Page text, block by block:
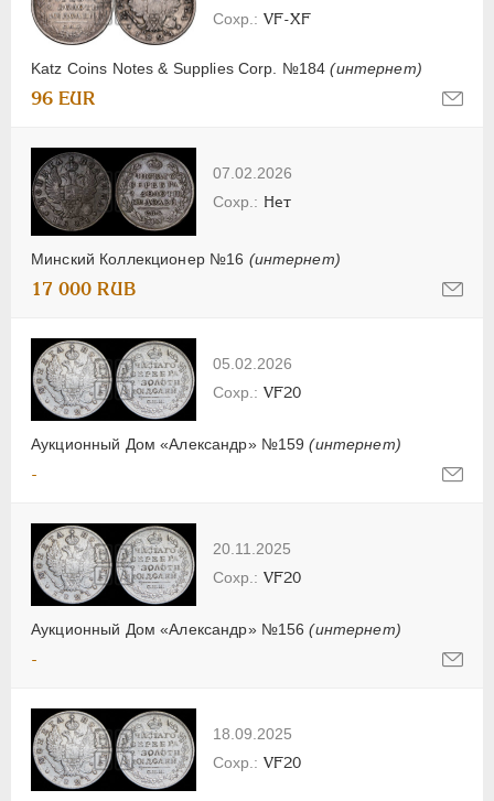
Katz Coins Notes & Supplies Corp. №184(интернет)
VF-XF
96 EUR
07.02.2026
Минский Коллекционер №16 (интернет)
Нет
17 000 RUB
05.02.2026
Аукционный Дом «Александр» №159(интернет)
VF20
-
20.11.2025
Аукционный Дом «Александр» №156(интернет)
VF20
-
18.09.2025
VF20